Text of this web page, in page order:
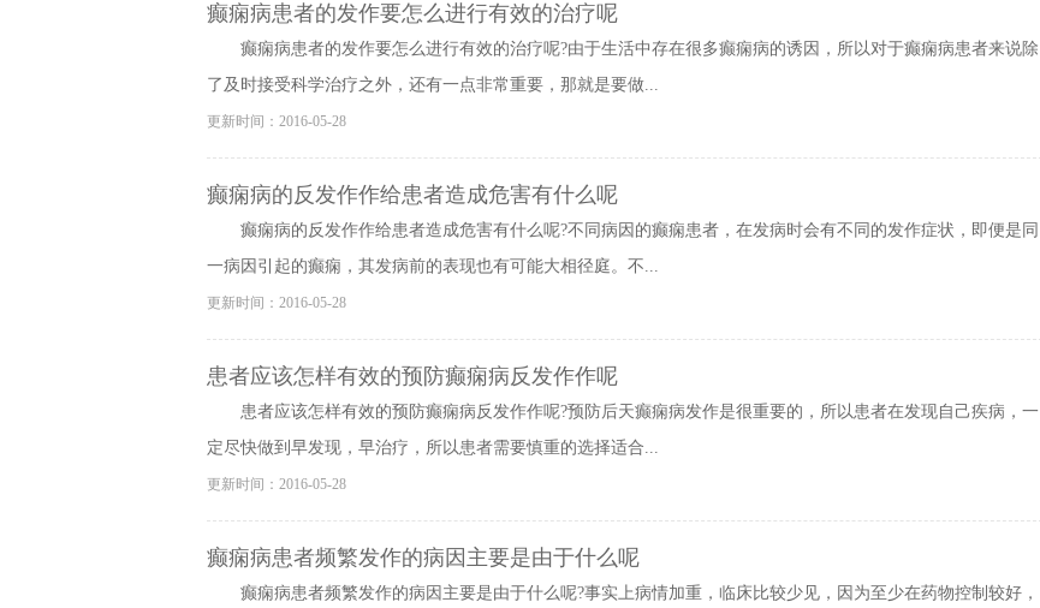
癫痫病患者的发作要怎么进行有效的治疗呢
癫痫病患者的发作要怎么进行有效的治疗呢?由于生活中存在很多癫痫病的诱因，所以对于癫痫病患者来说除
了及时接受科学治疗之外，还有一点非常重要，那就是要做...
更新时间：2016-05-28
癫痫病的反发作作给患者造成危害有什么呢
癫痫病的反发作作给患者造成危害有什么呢?不同病因的癫痫患者，在发病时会有不同的发作症状，即便是同
一病因引起的癫痫，其发病前的表现也有可能大相径庭。不...
更新时间：2016-05-28
患者应该怎样有效的预防癫痫病反发作作呢
患者应该怎样有效的预防癫痫病反发作作呢?预防后天癫痫病发作是很重要的，所以患者在发现自己疾病，一
定尽快做到早发现，早治疗，所以患者需要慎重的选择适合...
更新时间：2016-05-28
癫痫病患者频繁发作的病因主要是由于什么呢
癫痫病患者频繁发作的病因主要是由于什么呢?事实上病情加重，临床比较少见，因为至少在药物控制较好，